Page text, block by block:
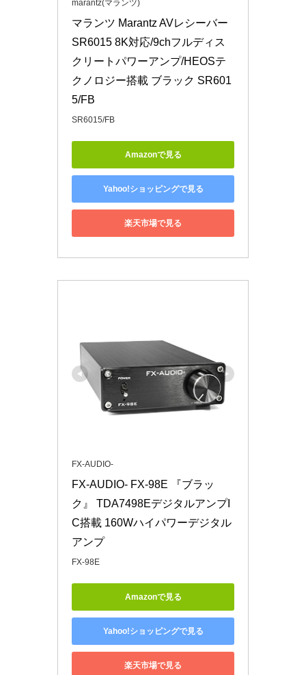
marantz(マランツ)
マランツ Marantz AVレシーバー
SR6015 8K対応/9chフルディス
クリートパワーアンプ/HEOSテ
クノロジー搭載 ブラック SR601
5/FB
SR6015/FB
Amazonで見る
Yahoo!ショッピングで見る
楽天市場で見る
FX-AUDIO-
FX-AUDIO- FX-98E 『ブラッ
ク』 TDA7498EデジタルアンプI
C搭載 160Wハイパワーデジタル
アンプ
FX-98E
Amazonで見る
Yahoo!ショッピングで見る
楽天市場で見る